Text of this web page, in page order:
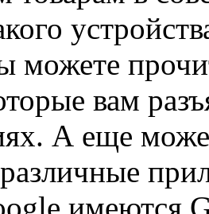
можете
вам
А еще
имеются